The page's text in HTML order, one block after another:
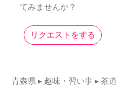
てみませんか？
リクエストをする
青森県 ▸ 趣味・習い事 ▸ 茶道